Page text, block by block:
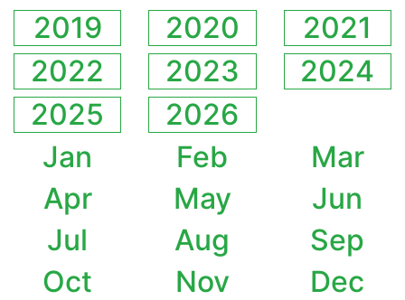
2019 2020
2021
2022
2023
2024
2025
2026
Jan
Feb
Mar
Apr
May
Jun
Jul
Aug
Sep
Oct
Nov Dec